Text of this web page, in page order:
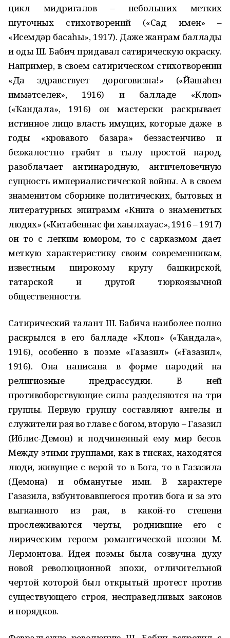
цикл мидригалов – небольших метких
шуточных стихотворений («Сад имен» –
«Исемдәр баҡсаһы», 1917). Даже жанрам баллады
и оды Ш. Бабич придавал сатирическую окраску.
Например, в своем сатирическом стихотворении
«Да здравствует дороговизна!» («Йәшәһен
ҡиммәтселек», 1916) и балладе «Клоп»
(«Ҡандала», 1916) он мастерски раскрывает
истинное лицо власть имущих, которые даже в
годы «кровавого базара» беззастенчиво и
безжалостно грабят в тылу простой народ,
разоблачает антинародную, античеловечную
сущность империалистической войны. А в своем
знаменитом сборнике политических, бытовых и
литературных эпиграмм «Книга о знаменитых
людях» («Китабеннас фи хаҡҡылхауас», 1916 – 1917)
он то с легким юмором, то с сарказмом дает
меткую характеристику своим современникам,
известным широкому кругу башкирской,
татарской и другой тюркоязычной
общественности.
Сатирический талант Ш. Бабича наиболее полно
раскрылся в его балладе «Клоп» («Ҡандала»,
1916), особенно в поэме «Газазил» («Ғазазил»,
1916). Она написана в форме пародий на
религиозные предрассудки. В ней
противоборствующие силы разделяются на три
группы. Первую группу составляют ангелы и
служители рая во главе с богом, вторую – Газазил
(Иблис-Демон) и подчиненный ему мир бесов.
Между этими группами, как в тисках, находятся
люди, живущие с верой то в Бога, то в Газазила
(Демона) и обманутые ими. В характере
Газазила, взбунтовавшегося против бога и за это
выгнанного из рая, в какой-то степени
прослеживаются черты, роднившие его с
лирическим героем романтической поэзии М.
Лермонтова. Идея поэмы была созвучна духу
новой революционной эпохи, отличительной
чертой которой был открытый протест против
существующего строя, несправедливых законов
и порядков.